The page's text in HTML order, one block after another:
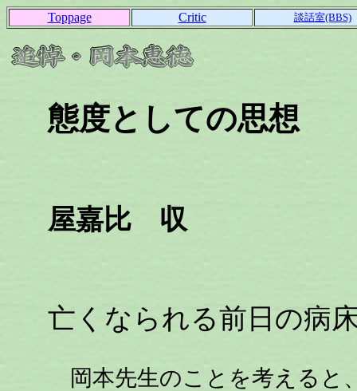
Toppage Critic 談話室(BBS)
態度としての思想
屋嘉比 収
亡くなられる前日の病
岡本先生のことを考えると